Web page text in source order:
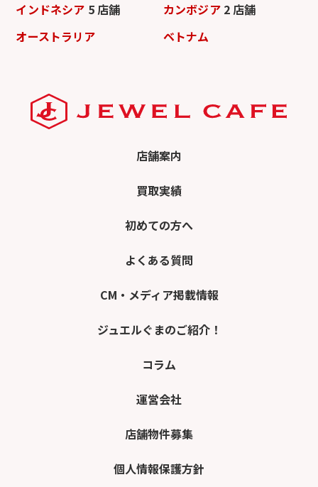
インドネシア 5 店舗 カンボジア 2 店舗
オーストラリア
ベトナム
店舗案内
買取実績
初めての方へ
よくある質問
CM・メディア掲載情報
ジュエルぐまのご紹介！
コラム
運営会社
店舗物件募集
個人情報保護方針